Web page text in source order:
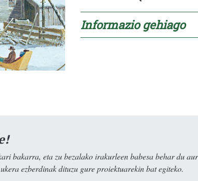
Informazio gehiago
bakarra, eta zu bezalako irakurleen babesa behar du
ezberdinak dituzu gure proiektuarekin bat egiteko.